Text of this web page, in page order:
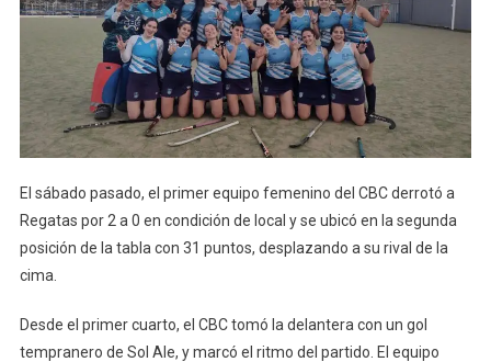
El sábado pasado, el primer equipo femenino del CBC derrotó a
Regatas por 2 a 0 en condición de local y se ubicó en la segunda
posición de la tabla con 31 puntos, desplazando a su rival de la
cima.
Desde el primer cuarto, el CBC tomó la delantera con un gol
tempranero de Sol Ale, y marcó el ritmo del partido. El equipo